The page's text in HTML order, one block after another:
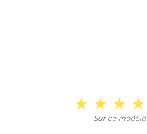
Sur ce modèle